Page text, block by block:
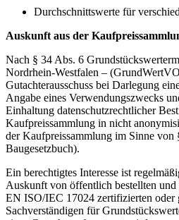
Durchschnittswerte für
Auskunft aus der
Nach § 34 Abs. 6
Nordrhein-Westfalen –
Gutachterausschuss bei Darlegung
Angabe eines Verwendungszwecks
Einhaltung datenschutzrechtlicher
Kaufpreissammlung in nicht
der Kaufpreissammlung im Sinne von
Baugesetzbuch).
Ein berechtigtes Interesse ist
Auskunft von öffentlich bestellten
EN ISO/IEC 17024 zertifizierten oder
Sachverständigen für